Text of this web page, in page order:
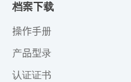
档案下载
操作手册
产品型录
认证证书